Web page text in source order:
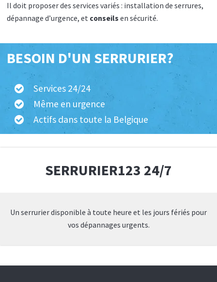
Il doit proposer des services variés : installation de serrures,
dépannage d’urgence, et conseils en sécurité.
BESOIN D'UN SERRURIER?
Services 24/24
Même en urgence
Actifs dans toute la Belgique
SERRURIER123 24/7
Un serrurier disponible à toute heure et les jours fériés pour
vos dépannages urgents.